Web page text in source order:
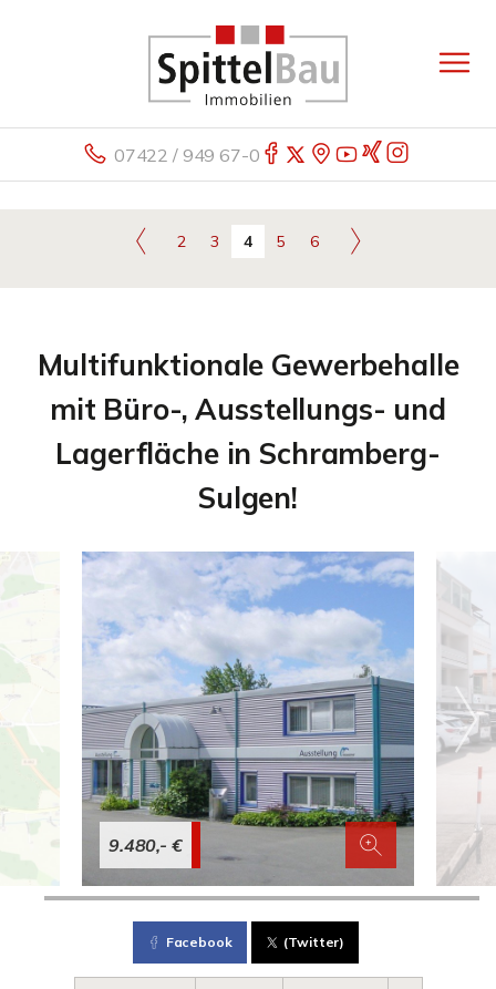
07422 / 949 67-0
2 3 4 5 6
Multifunktionale Gewerbehalle
mit Büro-, Ausstellungs- und
Lagerfläche in Schramberg-
Sulgen!
9.480,- €
Facebook (Twitter)